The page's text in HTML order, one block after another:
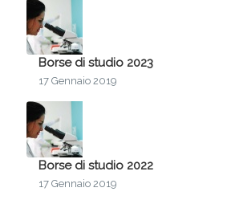
Borse di studio 2023
17 Gennaio 2019
Borse di studio 2022
17 Gennaio 2019